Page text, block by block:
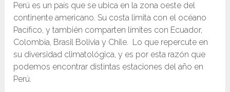
Perú es un país que se ubica en la zona oeste del
continente americano. Su costa limita con el océano
Pacífico, y también comparten límites con Ecuador,
Colombia, Brasil Bolivia y Chile. Lo que repercute en
su diversidad climatológica, y es por esta razón que
podemos encontrar distintas estaciones del año en
Perú.